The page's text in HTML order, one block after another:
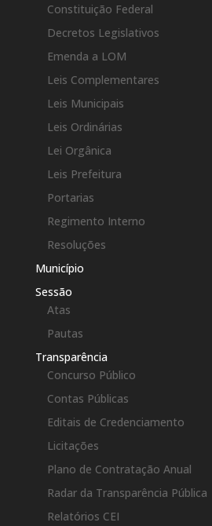
Constituição Federal
Decretos Legislativos
Emenda a LOM
Leis Complementares
Leis Municipais
Leis Ordinárias
Lei Orgânica
Leis Prefeitura
Portarias
Regimento Interno
Resoluções
Município
Sessão
Atas
Pautas
Transparência
Concurso Público
Contas Públicas
Editais de Credenciamento
Licitações
Plano de Contratação Anual
Radar da Transparência Pública
Relatórios CEI